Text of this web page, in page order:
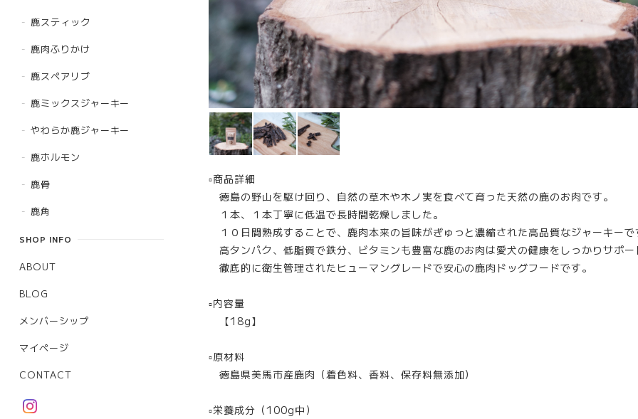
鹿スティック
鹿肉ふりかけ
鹿スペアリブ
鹿ミックスジャーキー
やわらか鹿ジャーキー
鹿ホルモン
鹿骨
鹿角
SHOP INFO
ABOUT
BLOG
メンバーシップ
マイページ
CONTACT
▫︎商品詳細
徳島の野山を駆け回り、自然の草木や木ノ実を食べて育った天然の鹿のお肉です。
１本、１本丁寧に低温で長時間乾燥しました。
１０日間熟成することで、鹿肉本来の旨味がぎゅっと濃縮された高品質なジャーキーで
高タンパク、低脂質で鉄分、ビタミンも豊富な鹿のお肉は愛犬の健康をしっかりサポー
徹底的に衛生管理されたヒューマングレードで安心の鹿肉ドッグフードです。
▫︎内容量
【18g】
▫︎原材料
徳島県美馬市産鹿肉（着色料、香料、保存料無添加）
▫︎栄養成分（100g中）